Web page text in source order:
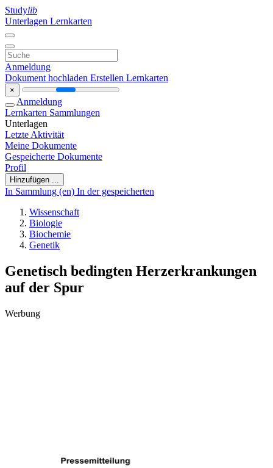
Studylib
Unterlagen Lernkarten
Anmeldung
Dokument hochladen Erstellen Lernkarten
×
Anmeldung
Lernkarten Sammlungen
Unterlagen
Letzte Aktivität
Meine Dokumente
Gespeicherte Dokumente
Profil
Hinzufügen ...
In Sammlung (en) In der gespeicherten
Wissenschaft
Biologie
Biochemie
Genetik
Genetisch bedingten Herzerkrankungen
auf der Spur
Werbung